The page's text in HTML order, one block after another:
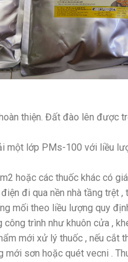
thiện. Đất đào lên
một lớp PMs-100 với liều
hoặc các thuốc khác có
đi qua nền nhà tầng trệt
mối theo liều lượng quy
trình như khuôn cửa ,
mới xử lý thuốc , nếu cắt
sơn hoặc quét vecni .